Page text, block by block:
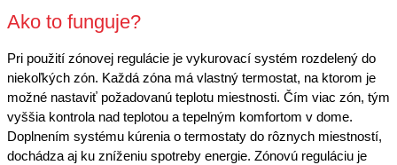
Ako to funguje?
Pri použití zónovej regulácie je vykurovací systém rozdelený do
niekoľkých zón. Každá zóna má vlastný termostat, na ktorom je
možné nastaviť požadovanú teplotu miestnosti. Čím viac zón, tým
vyššia kontrola nad teplotou a tepelným komfortom v dome.
Doplnením systému kúrenia o termostaty do rôznych miestností,
dochádza aj ku zníženiu spotreby energie. Zónovú reguláciu je